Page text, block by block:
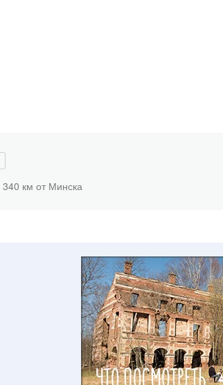
340 км от Минска